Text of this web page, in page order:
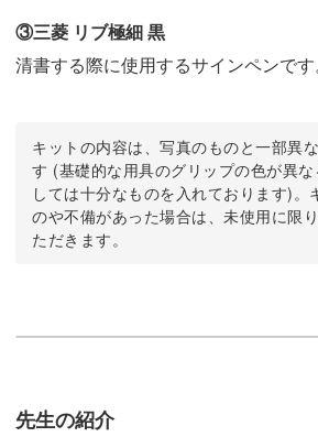
③三菱 リブ極細 黒
清書する際に使用するサインペンです
キットの内容は、写真のものと一部異
す (基礎的な用具のグリップの色が異
しては十分なものを入れております)。
のや不備があった場合は、未使用に限
ただきます。
先生の紹介